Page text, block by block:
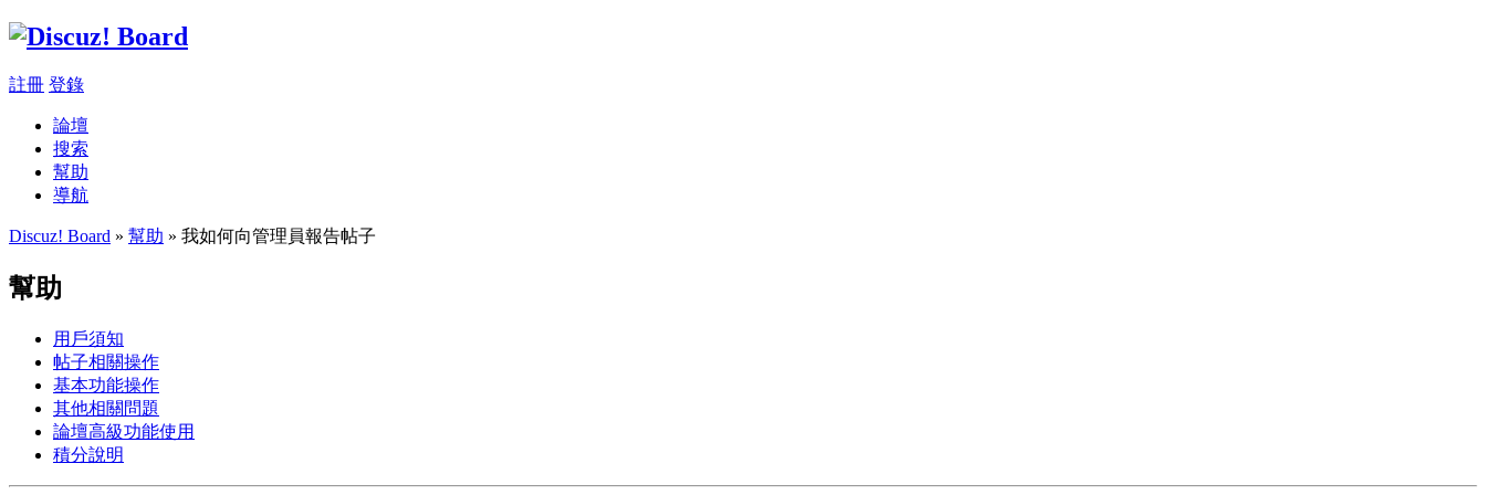
註冊 登錄
論壇
搜索
幫助
導航
Discuz! Board » 幫助 » 我如何向管理員報告帖子
幫助
用戶須知
帖子相關操作
基本功能操作
其他相關問題
論壇高級功能使用
積分說明